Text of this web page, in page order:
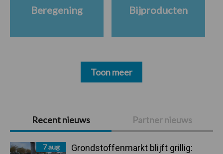
Primaire
Sidebar
Recent nieuws Partner nieuws
7 aug
Grondstoffenmarkt blijft grillig:
Beregening Bijproducten
Toon meer